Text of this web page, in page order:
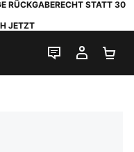
RÜCKGABERECHT STATT 30
JETZT
LIVE-CHAT
MEIN